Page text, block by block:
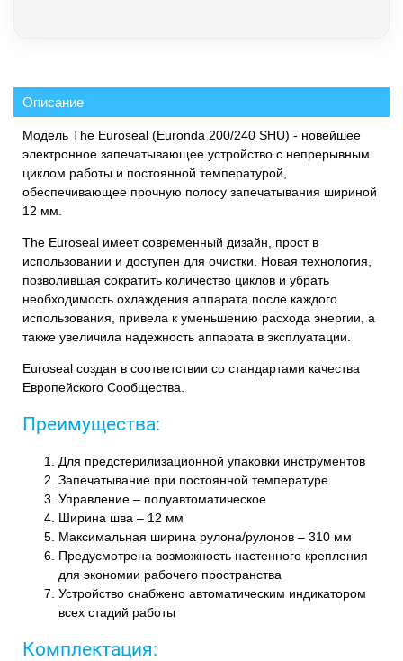
Описание
Модель The Euroseal (Euronda 200/240 SHU) - новейшее
электронное запечатывающее устройство с непрерывным
циклом работы и постоянной температурой,
обеспечивающее прочную полосу запечатывания шириной
12 мм.
The Euroseal имеет современный дизайн, прост в
использовании и доступен для очистки. Новая технология,
позволившая сократить количество циклов и убрать
необходимость охлаждения аппарата после каждого
использования, привела к уменьшению расхода энергии, а
также увеличила надежность аппарата в эксплуатации.
Euroseal создан в соответствии со стандартами качества
Европейского Сообщества.
Преимущества:
Для предстерилизационной упаковки инструментов
Запечатывание при постоянной температуре
Управление – полуавтоматическое
Ширина шва – 12 мм
Максимальная ширина рулона/рулонов – 310 мм
Предусмотрена возможность настенного крепления
для экономии рабочего пространства
Устройство снабжено автоматическим индикатором
всех стадий работы
Комплектация: